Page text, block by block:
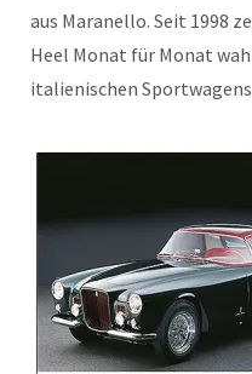
aus Maranello. Seit 1998
Heel Monat für Monat
italienischen